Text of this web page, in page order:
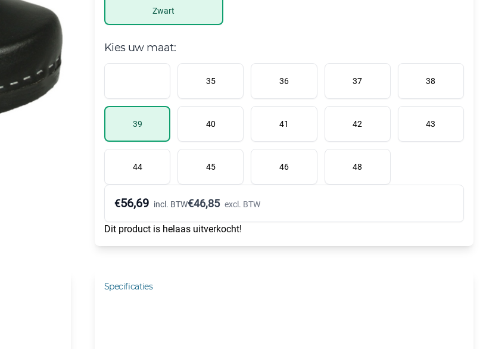
Zwart
Kies uw maat:
35 36 37 38
39 40 41 42 43
44 45 46 48
€56,69 incl. BTW€46,85 excl. BTW
Dit product is helaas uitverkocht!
Specificaties